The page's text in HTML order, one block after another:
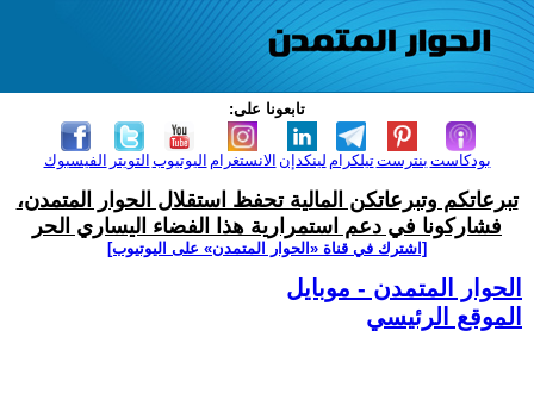
تابعونا على:
الفيسبوك التويتر اليوتيوب الانستغرام لينكدإن تيلكرامبنترست بودكاست
تبرعاتكم وتبرعاتكن المالية تحفظ استقلال الحوار المتمدن،
فشاركونا في دعم استمرارية هذا الفضاء اليساري الحر
[اشترك في قناة ‫«الحوار المتمدن» على اليوتيوب]
الحوار المتمدن - موبايل
الموقع الرئيسي